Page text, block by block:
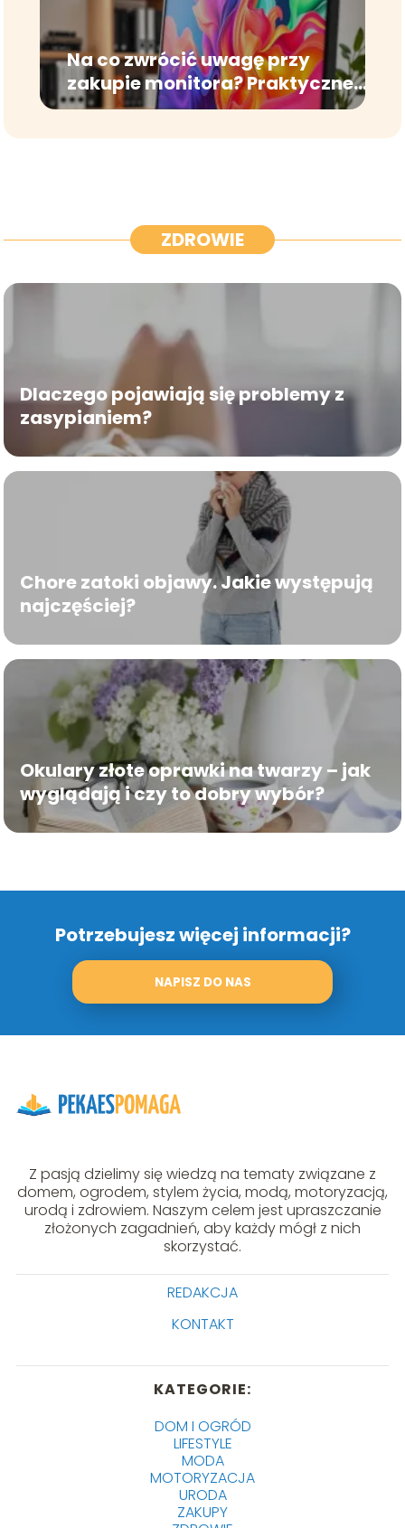
Na co zwrócić uwagę przy
zakupie monitora? Praktyczne
porady
ZDROWIE
Dlaczego pojawiają się problemy z
zasypianiem?
Chore zatoki objawy. Jakie występują
najczęściej?
Okulary złote oprawki na twarzy – jak
wyglądają i czy to dobry wybór?
Potrzebujesz więcej informacji?
NAPISZ DO NAS
Z pasją dzielimy się wiedzą na tematy związane z
domem, ogrodem, stylem życia, modą, motoryzacją,
urodą i zdrowiem. Naszym celem jest upraszczanie
złożonych zagadnień, aby każdy mógł z nich
skorzystać.
REDAKCJA
KONTAKT
KATEGORIE:
DOM I OGRÓD
LIFESTYLE
MODA
MOTORYZACJA
URODA
ZAKUPY